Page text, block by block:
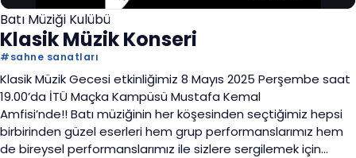
Batı Müziği Kulübü
Klasik Müzik Konseri
#sahne sanatları
Klasik Müzik Gecesi etkinliğimiz 8 Mayıs 2025 Perşembe saat
19.00’da İTÜ Maçka Kampüsü Mustafa Kemal
Amfisi’nde!! Batı müziğinin her köşesinden seçtiğimiz hepsi
birbirinden güzel eserleri hem grup performanslarımız hem
de bireysel performanslarımız ile sizlere sergilemek için